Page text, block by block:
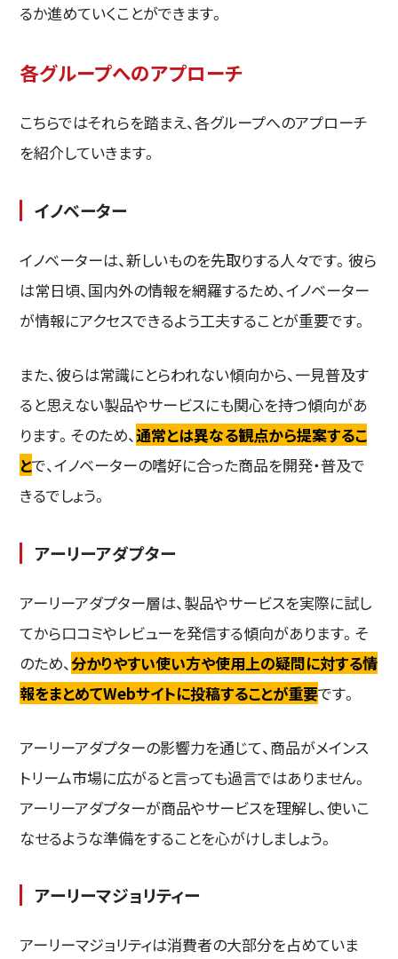
るか進めていくことができます。
各グループへのアプローチ
こちらではそれらを踏まえ、各グループへのアプローチ
を紹介していきます。
イノベーター
イノベーターは、新しいものを先取りする人々です。彼ら
は常日頃、国内外の情報を網羅するため、イノベーター
が情報にアクセスできるよう工夫することが重要です。
また、彼らは常識にとらわれない傾向から、一見普及す
ると思えない製品やサービスにも関心を持つ傾向があ
ります。そのため、通常とは異なる観点から提案するこ
とで、イノベーターの嗜好に合った商品を開発・普及で
きるでしょう。
アーリーアダプター
アーリーアダプター層は、製品やサービスを実際に試し
てから口コミやレビューを発信する傾向があります。そ
のため、分かりやすい使い方や使用上の疑問に対する情
報をまとめてWebサイトに投稿することが重要です。
アーリーアダプターの影響力を通じて、商品がメインス
トリーム市場に広がると言っても過言ではありません。
アーリーアダプターが商品やサービスを理解し、使いこ
なせるような準備をすることを心がけしましょう。
アーリーマジョリティー
アーリーマジョリティは消費者の大部分を占めていま